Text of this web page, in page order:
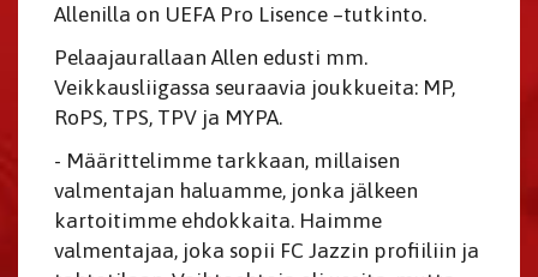
Allenilla on UEFA Pro Lisence –tutkinto.
Pelaajaurallaan Allen edusti mm.
Veikkausliigassa seuraavia joukkueita: MP,
RoPS, TPS, TPV ja MYPA.
- Määrittelimme tarkkaan, millaisen
valmentajan haluamme, jonka jälkeen
kartoitimme ehdokkaita. Haimme
valmentajaa, joka sopii FC Jazzin profiiliin ja